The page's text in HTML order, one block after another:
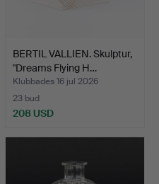
BERTIL VALLIEN. Skulptur,
"Dreams Flying H…
Klubbades 16 jul 2026
23 bud
208 USD